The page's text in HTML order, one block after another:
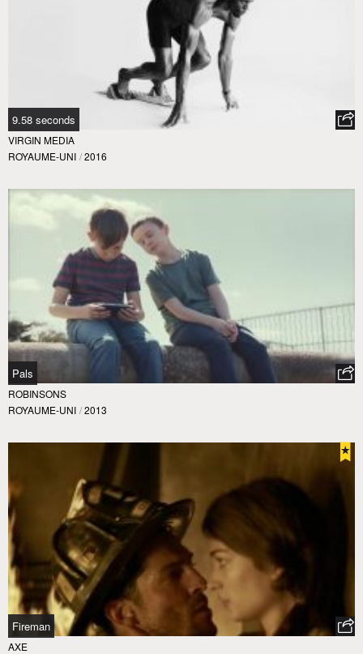
9.58 seconds
VIRGIN MEDIA
ROYAUME-UNI / 2016
Pals
ROBINSONS
ROYAUME-UNI / 2013
Fireman
AXE